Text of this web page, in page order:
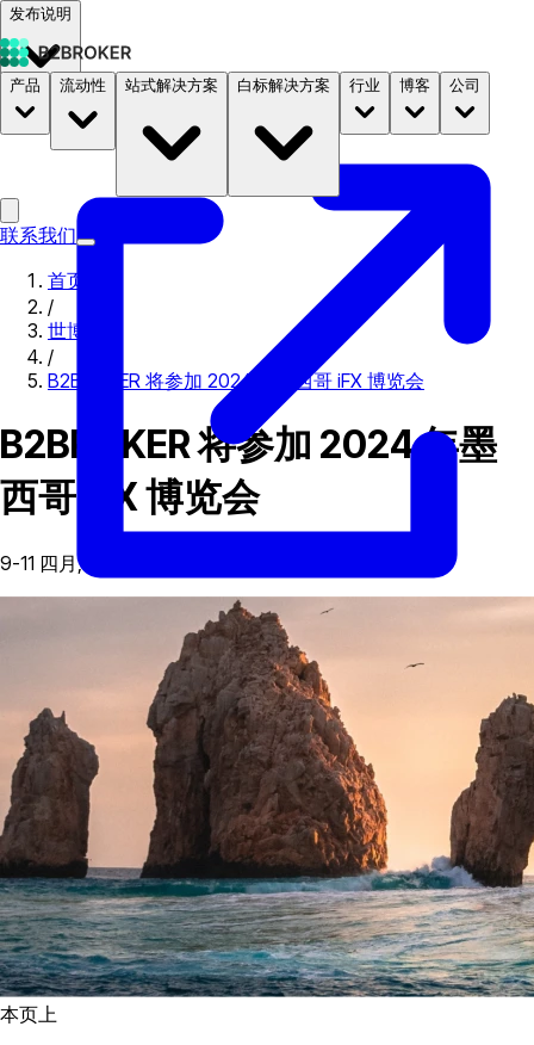
发布说明
文档 定价 B2STORE
产品 流动性 站式解决方案 白标解决方案 行业 博客 公司
联系我们
首页
/
世博会
/
B2BROKER 将参加 2024 年墨西哥 iFX 博览会
B2BROKER 将参加 2024 年墨
西哥 iFX 博览会
9-11 四月, 2024
本页上